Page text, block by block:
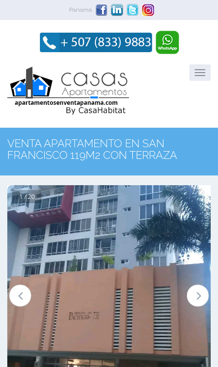
Panamá
VENTA APARTAMENTO EN SAN
FRANCISCO 119M2 CON TERRAZA
1 / 20